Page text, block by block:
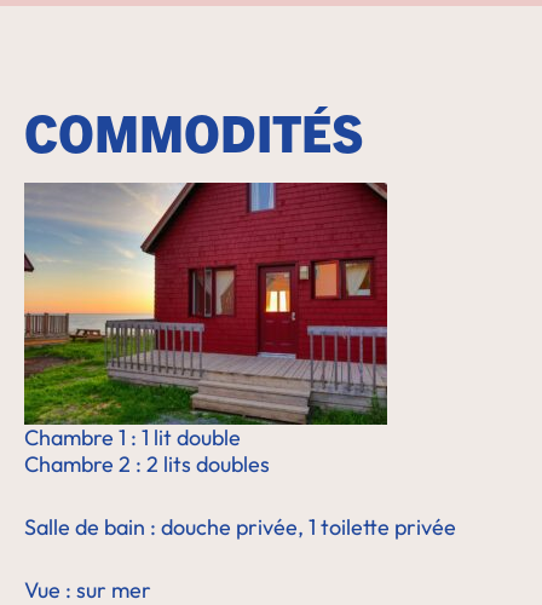
COMMODITÉS
Chambre 1 : 1 lit double
Chambre 2 : 2 lits doubles
Salle de bain : douche privée, 1 toilette privée
Vue : sur mer